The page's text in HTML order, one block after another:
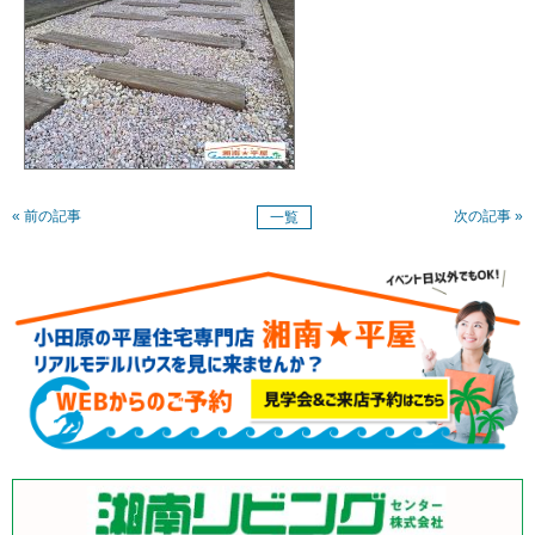
« 前の記事 一覧 次の記事 »